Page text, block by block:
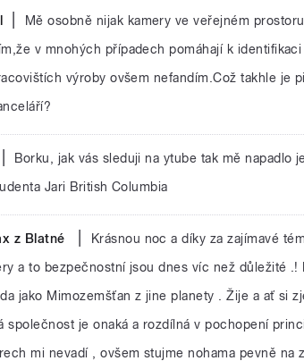
Mě osobně nijak kamery ve veřejném
v mnohých případech pomáhají k
výroby ovšem nefandím.Což takhle je
Borku, jak vás sleduji na ytube tak mě napadlo
Jari British Columbia
z Blatné
Krásnou noc a díky za zajímavé
a to bezpečnostní jsou dnes víc než důležité .!
jako Mimozemšťan z jine planety . Žije a ať si
společnost je onaká a rozdílná v pochopení
mi nevadí , ovšem stujme nohama pevně na